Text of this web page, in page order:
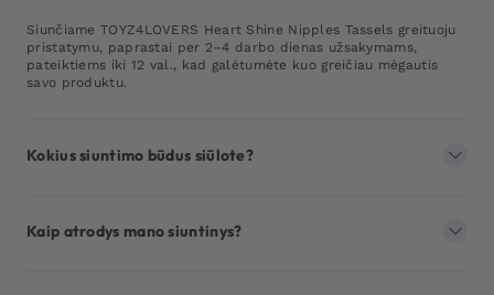
Siunčiame TOYZ4LOVERS Heart Shine Nipples Tassels greituoju
pristatymu, paprastai per 2–4 darbo dienas užsakymams,
pateiktiems iki 12 val., kad galėtumėte kuo greičiau mėgautis
savo produktu.
Kokius siuntimo būdus siūlote?
Kaip atrodys mano siuntinys?